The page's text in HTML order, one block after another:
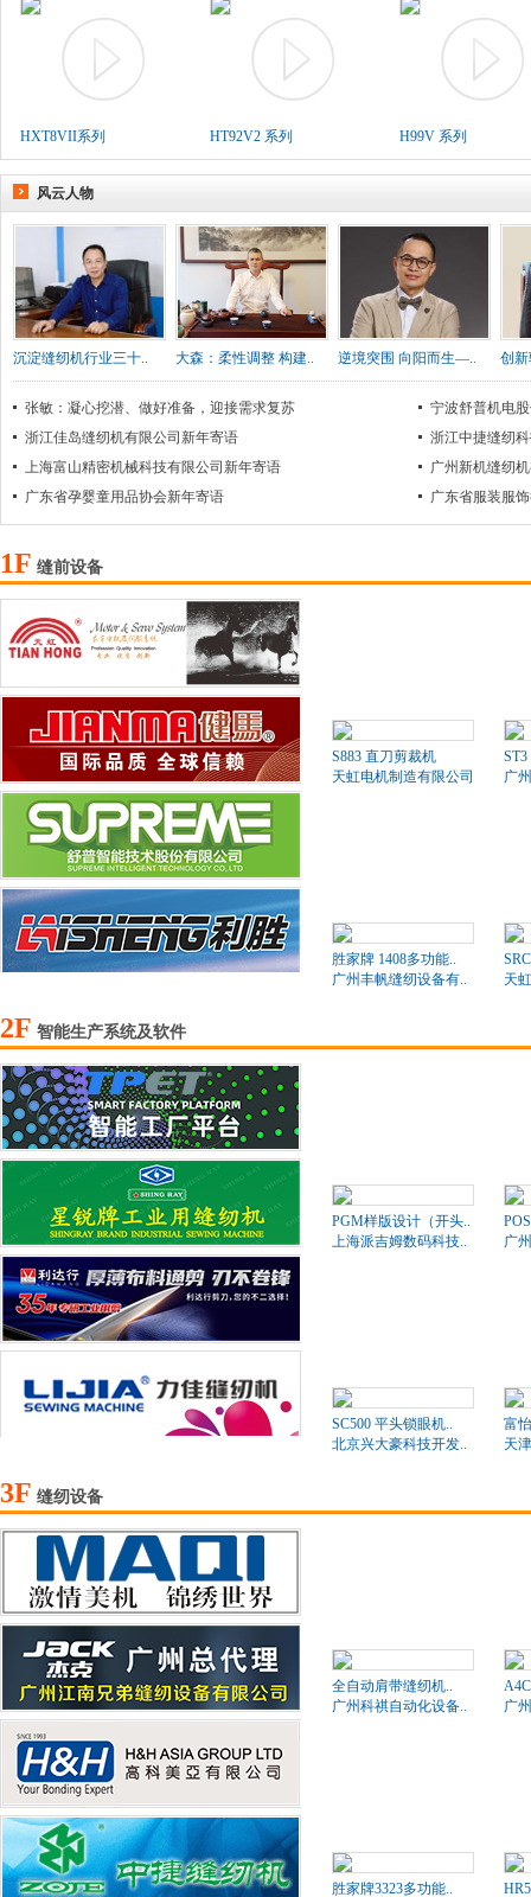
HXT8VII系列 HT92V2 系列 H99V 系列
风云人物
沉淀缝纫机行业三十.. 大森：柔性调整 构建.. 逆境突围 向阳而生—.. 创
张敏：凝心挖潜、做好准备，迎接需求复苏
宁波舒普机电
浙江佳岛缝纫机有限公司新年寄语
浙江中捷缝纫
上海富山精密机械科技有限公司新年寄语
广州新机缝纫
广东省孕婴童用品协会新年寄语
广东省服装服
1F 缝前设备
S883 直刀剪裁机
天虹电机制造有限公司
ST3
广
胜家牌 1408多功能..
广州丰帆缝纫设备有..
天
2F 智能生产系统及软件
PGM样版设计（开头..
上海派吉姆数码科技..
广
SC500 平头锁眼机..
北京兴大豪科技开发..
富
天
3F 缝纫设备
全自动肩带缝纫机..
广州科祺自动化设备..
广
胜家牌3323多功能..